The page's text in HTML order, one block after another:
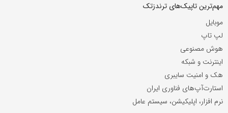
مهم‌ترین تاپیک‌های ترندزتک
موبایل
لپ تاپ
هوش مصنوعی
اینترنت و شبکه
هک و امنیت سایبری
استارت‌آپ‌های فناوری ایران
نرم افزار، اپلیکیشن، سیستم عامل